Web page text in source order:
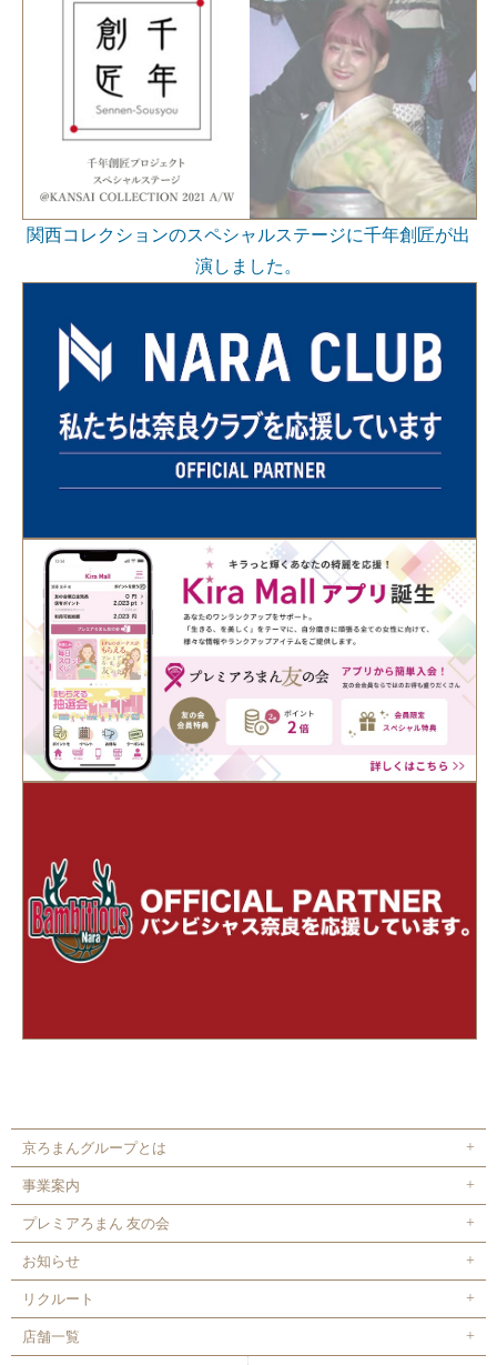
関西コレクションのスペシャルステージに千年創匠が出
演しました。
京ろまんグループとは
事業案内
プレミアろまん 友の会
お知らせ
リクルート
店舗一覧